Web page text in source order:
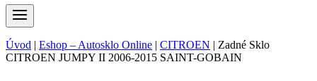
Úvod | Eshop – Autosklo Online | CITROEN | Zadné Sklo
CITROEN JUMPY II 2006-2015 SAINT-GOBAIN